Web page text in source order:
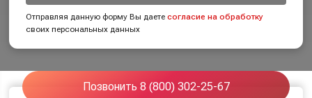
Отправляя данную форму Вы даетесогласие на обработку
своих персональных данных
Позвонить 8 (800) 302-25-67